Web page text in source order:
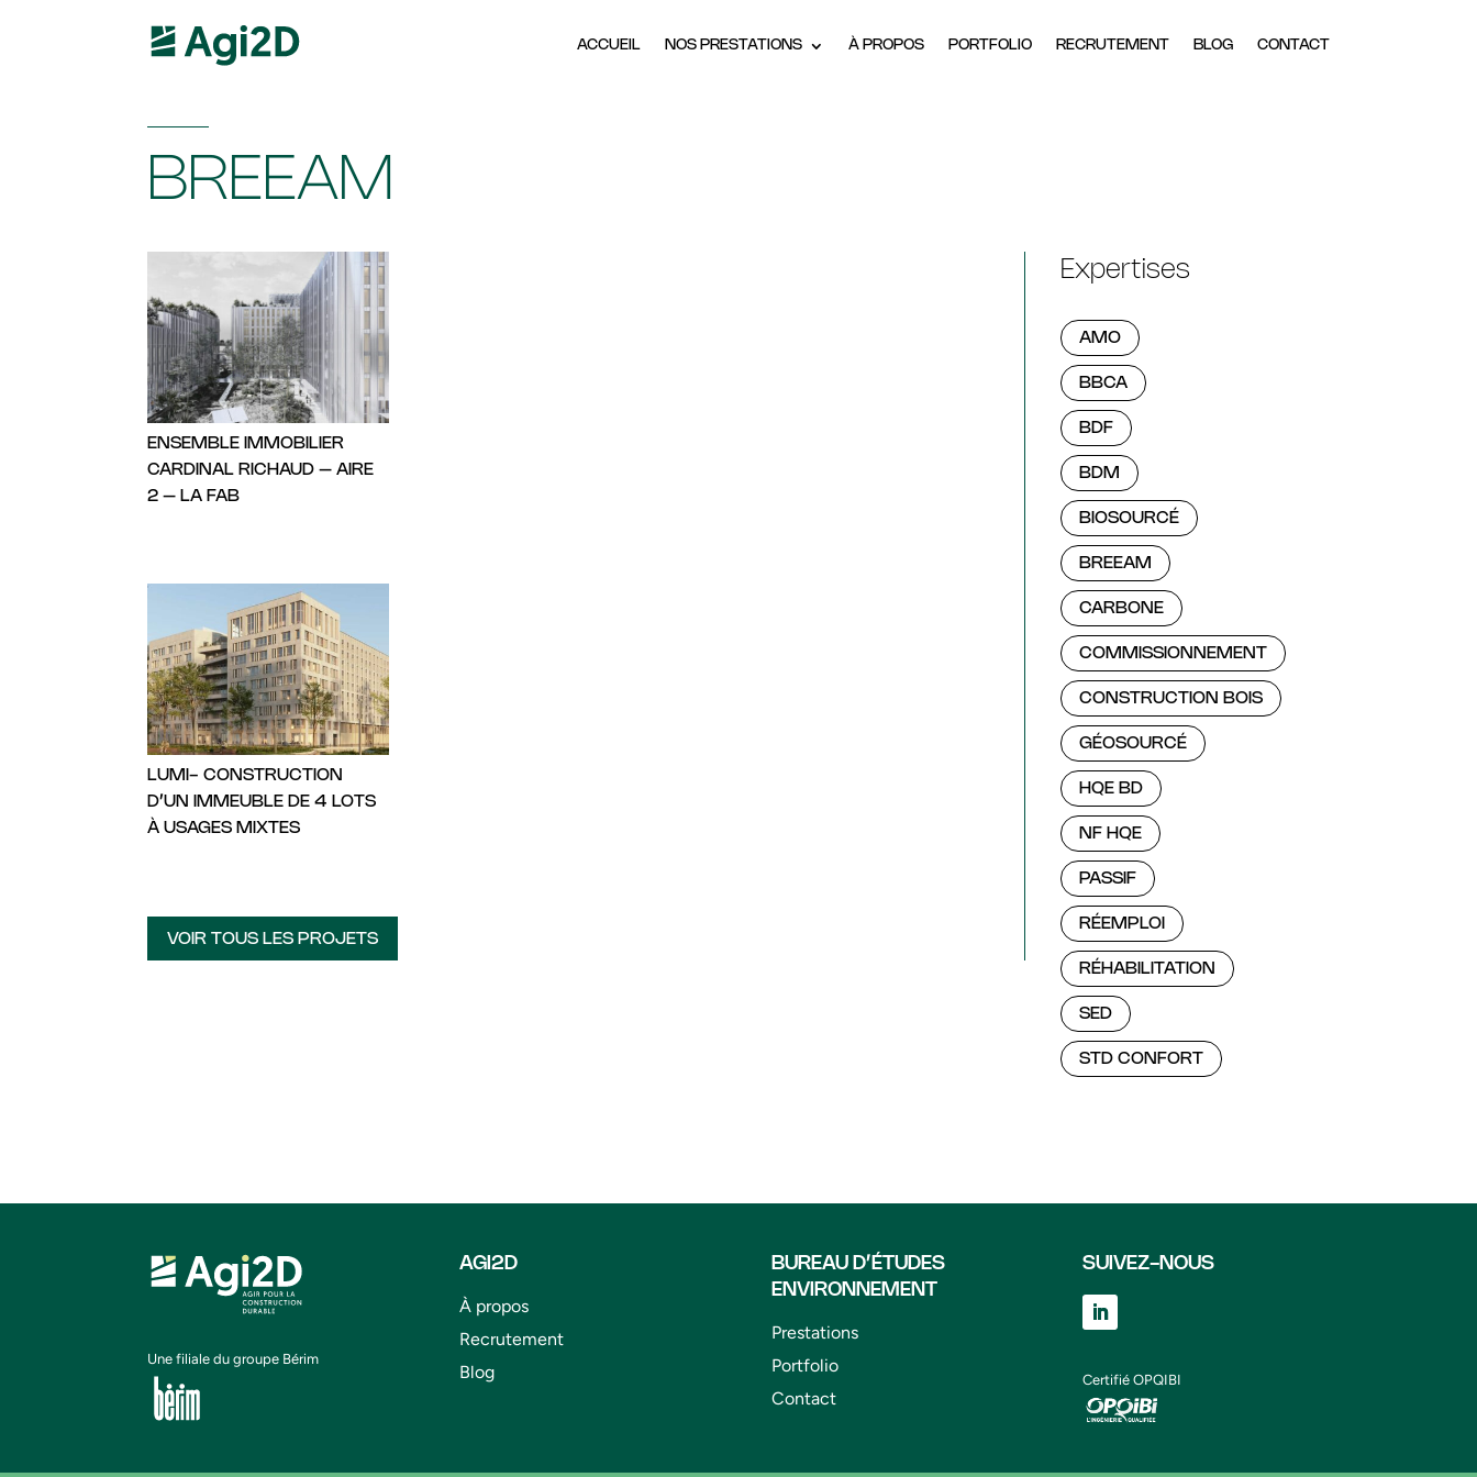
ACCUEIL NOS PRESTATIONS À PROPOS PORTFOLIO RECRUTEMENT BLOG CONTACT
BREEAM
ENSEMBLE IMMOBILIER
CARDINAL RICHAUD – AIRE
2 – LA FAB
LUMI- CONSTRUCTION
D’UN IMMEUBLE DE 4 LOTS
À USAGES MIXTES
VOIR TOUS LES PROJETS
Expertises
AMO
BBCA
BDF
BDM
BIOSOURCÉ
BREEAM
CARBONE
COMMISSIONNEMENT
CONSTRUCTION BOIS
GÉOSOURCÉ
HQE BD
NF HQE
PASSIF
RÉEMPLOI
RÉHABILITATION
SED
STD CONFORT
Une filiale du groupe Bérim
AGI2D
À propos
Recrutement
Blog
BUREAU D’ÉTUDES
ENVIRONNEMENT
Prestations
Portfolio
Contact
SUIVEZ-NOUS
Certifié OPQIBI